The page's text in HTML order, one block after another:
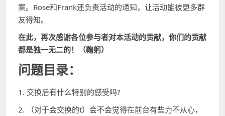
案。Rose和Frank还负责活动的通知，让活动能被更多群
友得知。
在此，再次感谢各位参与者对本活动的贡献，你们的贡献
都是独一无二的！（鞠躬）
问题目录：
1. 交换后有什么特别的感受吗?
2. （对于会交换的t）会不会觉得在前台有些力不从心，